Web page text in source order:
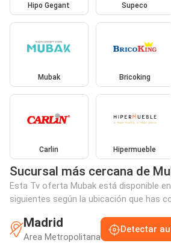
Hipo Gegant Supeco
Mubak Bricoking
Carlin Hipermueble
Sucursal más cercana de
Esta Tv oferta Mubak está disponible
siguientes según la ubicación que has
Madrid
Area Metropolitana
Detectar